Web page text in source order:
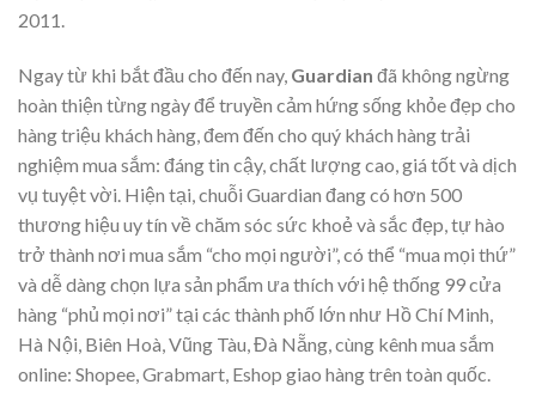
2011.
Ngay từ khi bắt đầu cho đến nay, Guardian đã không ngừng
hoàn thiện từng ngày để truyền cảm hứng sống khỏe đẹp cho
hàng triệu khách hàng, đem đến cho quý khách hàng trải
nghiệm mua sắm: đáng tin cậy, chất lượng cao, giá tốt và dịch
vụ tuyệt vời. Hiện tại, chuỗi Guardian đang có hơn 500
thương hiệu uy tín về chăm sóc sức khoẻ và sắc đẹp, tự hào
trở thành nơi mua sắm “cho mọi người”, có thể “mua mọi thứ”
và dễ dàng chọn lựa sản phẩm ưa thích với hệ thống 99 cửa
hàng “phủ mọi nơi” tại các thành phố lớn như Hồ Chí Minh,
Hà Nội, Biên Hoà, Vũng Tàu, Đà Nẵng, cùng kênh mua sắm
online: Shopee, Grabmart, Eshop giao hàng trên toàn quốc.